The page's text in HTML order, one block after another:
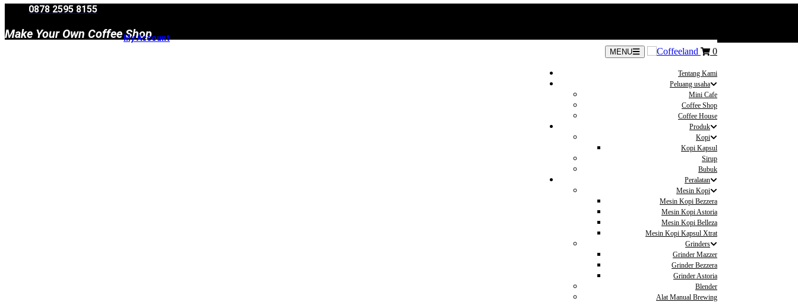
content
0878 2595 8155
Make Your Own Coffee Shop
My Account
MENU 0
Tentang Kami
Peluang usaha
Mini Cafe
Coffee Shop
Coffee House
Produk
Kopi
Kopi Kapsul
Sirup
Bubuk
Peralatan
Mesin Kopi
Mesin Kopi Bezzera
Mesin Kopi Astoria
Mesin Kopi Belleza
Mesin Kopi Kapsul Xtrat
Grinders
Grinder Mazzer
Grinder Bezzera
Grinder Astoria
Blender
Alat Manual Brewing